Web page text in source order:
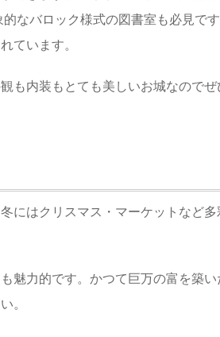
なバロック様式の図書室も必見で
ています。
も内装もとても美しいお城なので
にはクリスマス・マーケットなど
魅力的です。かつて巨万の富を築
。